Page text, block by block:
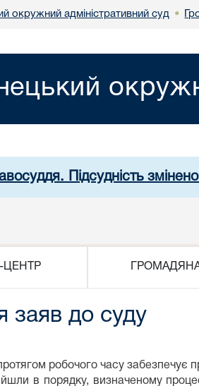
окружний адміністративний суд •
Підсудність
ЦЕНТР
заяв до суду
робочого часу забезпечує
в порядку, визначеному